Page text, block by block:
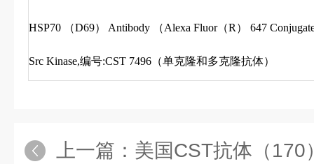
HSP70 （D69） Antibody （Alexa Fluor（R） 647
Src Kinase,编号:CST 7496（单克隆和多克隆抗体）
上一篇： 美国CST抗体（170